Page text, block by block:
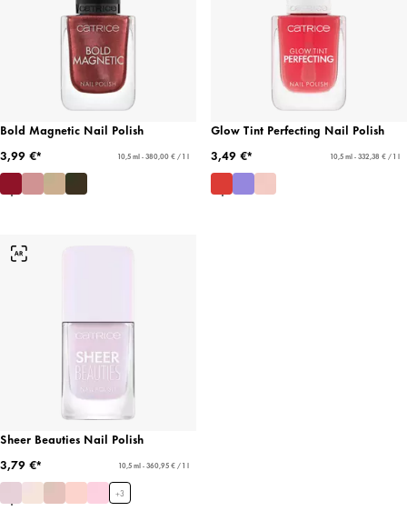
Bold Magnetic Nail Polish
3,99 €*
10,5 ml - 380,00 € / 1 l
Glow Tint Perfecting Nail Polish
3,49 €*
10,5 ml - 332,38 € / 1 l
Sheer Beauties Nail Polish
3,79 €*
10,5 ml - 360,95 € / 1 l
+3